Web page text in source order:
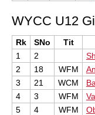
WYCC U12
Rk SNo Tit
1
2
2
18 WFM
3
21 WCM
4
3 WFM
5
4 WFM